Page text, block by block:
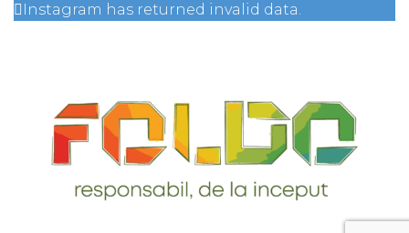
Instagram has returned invalid data.